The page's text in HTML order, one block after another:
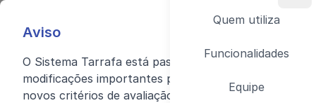
Aviso
O Sistema Tarrafa está passando por
modificações importantes para atender aos
novos critérios de avaliação da Capes. Por esse
Quem utiliza
Funcionalidades
Equipe